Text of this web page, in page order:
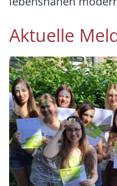
Aktuelle